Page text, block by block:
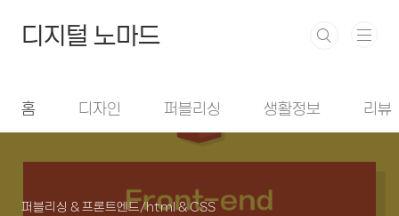
디지털 노마드
홈 디자인 퍼블리싱 생활정보 리뷰
퍼블리싱 & 프론트엔드/html & CSS